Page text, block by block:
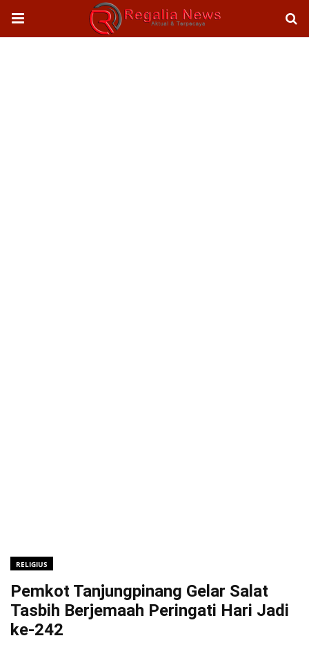
RELIGIUS
Pemkot Tanjungpinang Gelar Salat
Tasbih Berjemaah Peringati Hari Jadi
ke-242